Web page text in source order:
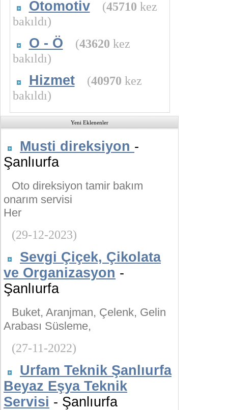
Otomotiv (45710 kez
bakıldı)
O - Ö (43620 kez
bakıldı)
Hizmet (40970 kez
bakıldı)
Yeni Eklenenler
Musti direksiyon -
Şanlıurfa
Oto direksiyon tamir bakım
onarım servisi
Her
(29-12-2023)
Sevgi Çiçek, Çikolata
ve Organizasyon -
Şanlıurfa
Buket, Aranjman, Çelenk, Gelin
Arabası Süsleme,
(27-11-2022)
Urfam Teknik Şanlıurfa
Beyaz Eşya Teknik
Servisi - Şanlıurfa